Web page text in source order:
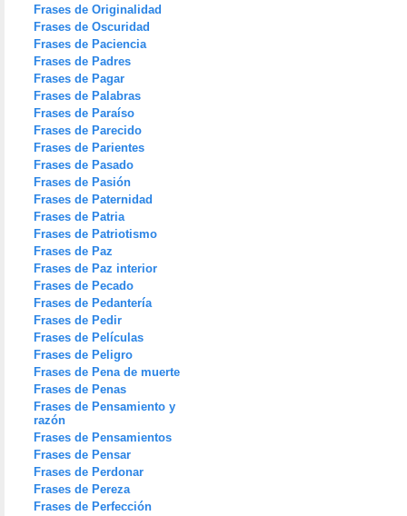
Frases de Originalidad
Frases de Oscuridad
Frases de Paciencia
Frases de Padres
Frases de Pagar
Frases de Palabras
Frases de Paraíso
Frases de Parecido
Frases de Parientes
Frases de Pasado
Frases de Pasión
Frases de Paternidad
Frases de Patria
Frases de Patriotismo
Frases de Paz
Frases de Paz interior
Frases de Pecado
Frases de Pedantería
Frases de Pedir
Frases de Películas
Frases de Peligro
Frases de Pena de muerte
Frases de Penas
Frases de Pensamiento y
razón
Frases de Pensamientos
Frases de Pensar
Frases de Perdonar
Frases de Pereza
Frases de Perfección